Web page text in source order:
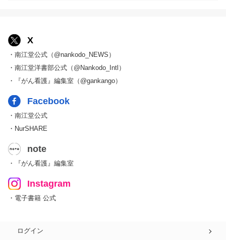
X
・南江堂公式（@nankodo_NEWS）
・南江堂洋書部公式（@Nankodo_Intl）
・『がん看護』編集室（@gankango）
Facebook
・南江堂公式
・NurSHARE
note
・『がん看護』編集室
Instagram
・電子書籍 公式
ログイン